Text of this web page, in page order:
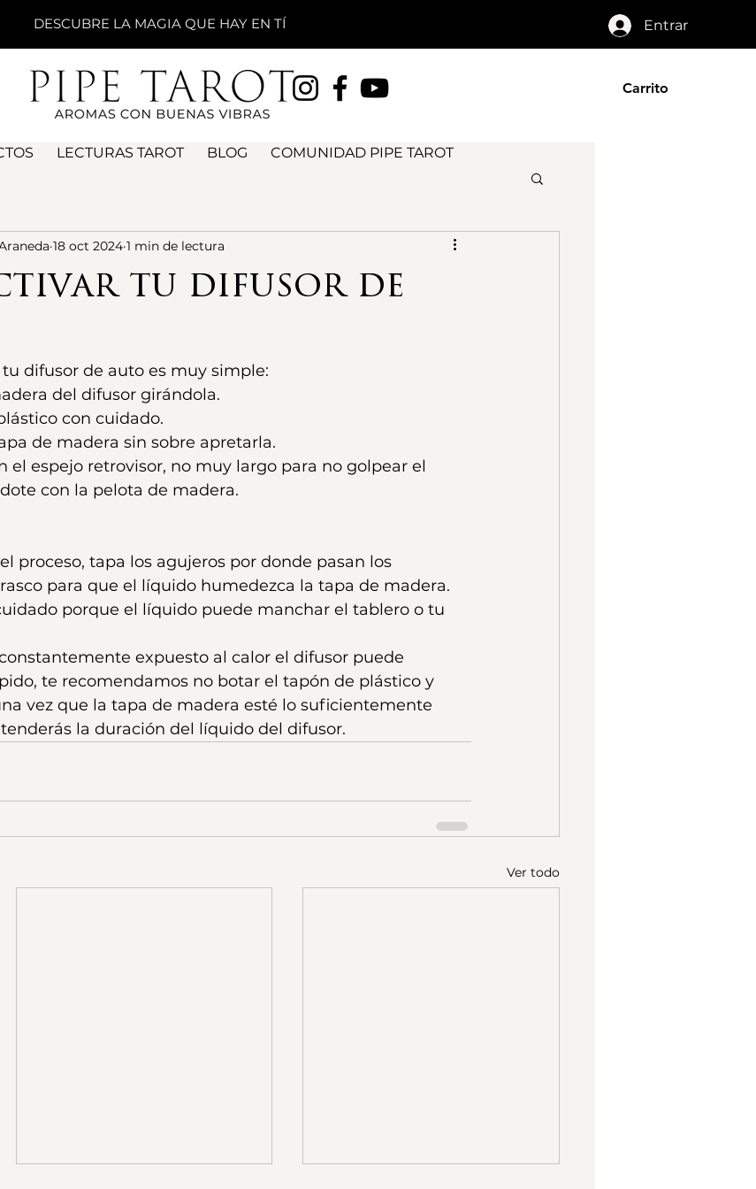
DESCUBRE LA MAGIA QUE HAY EN TÍ Entrar
Carrito
LECTURAS TAROT BLOG COMUNIDAD PIPE TAROT
tu difusor de
18 oct 2024 1 min de lectura
difusor de auto es muy simple:
del difusor girándola.
con cuidado.
de madera sin sobre apretarla.
el espejo retrovisor, no muy largo para no golpear el
con la pelota de madera.
proceso, tapa los agujeros por donde pasan los
para que el líquido humedezca la tapa de madera.
porque el líquido puede manchar el tablero o tu
expuesto al calor el difusor puede
te recomendamos no botar el tapón de plástico y
vez que la tapa de madera esté lo suficientemente
la duración del líquido del difusor.
Ver todo